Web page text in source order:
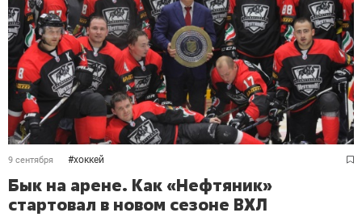
9 сентября #хоккей
Бык на арене. Как «Нефтяник»
стартовал в новом сезоне ВХЛ